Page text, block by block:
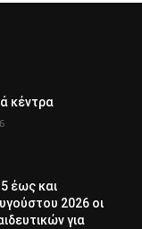
κέντρα
έως και
2026 οι
για